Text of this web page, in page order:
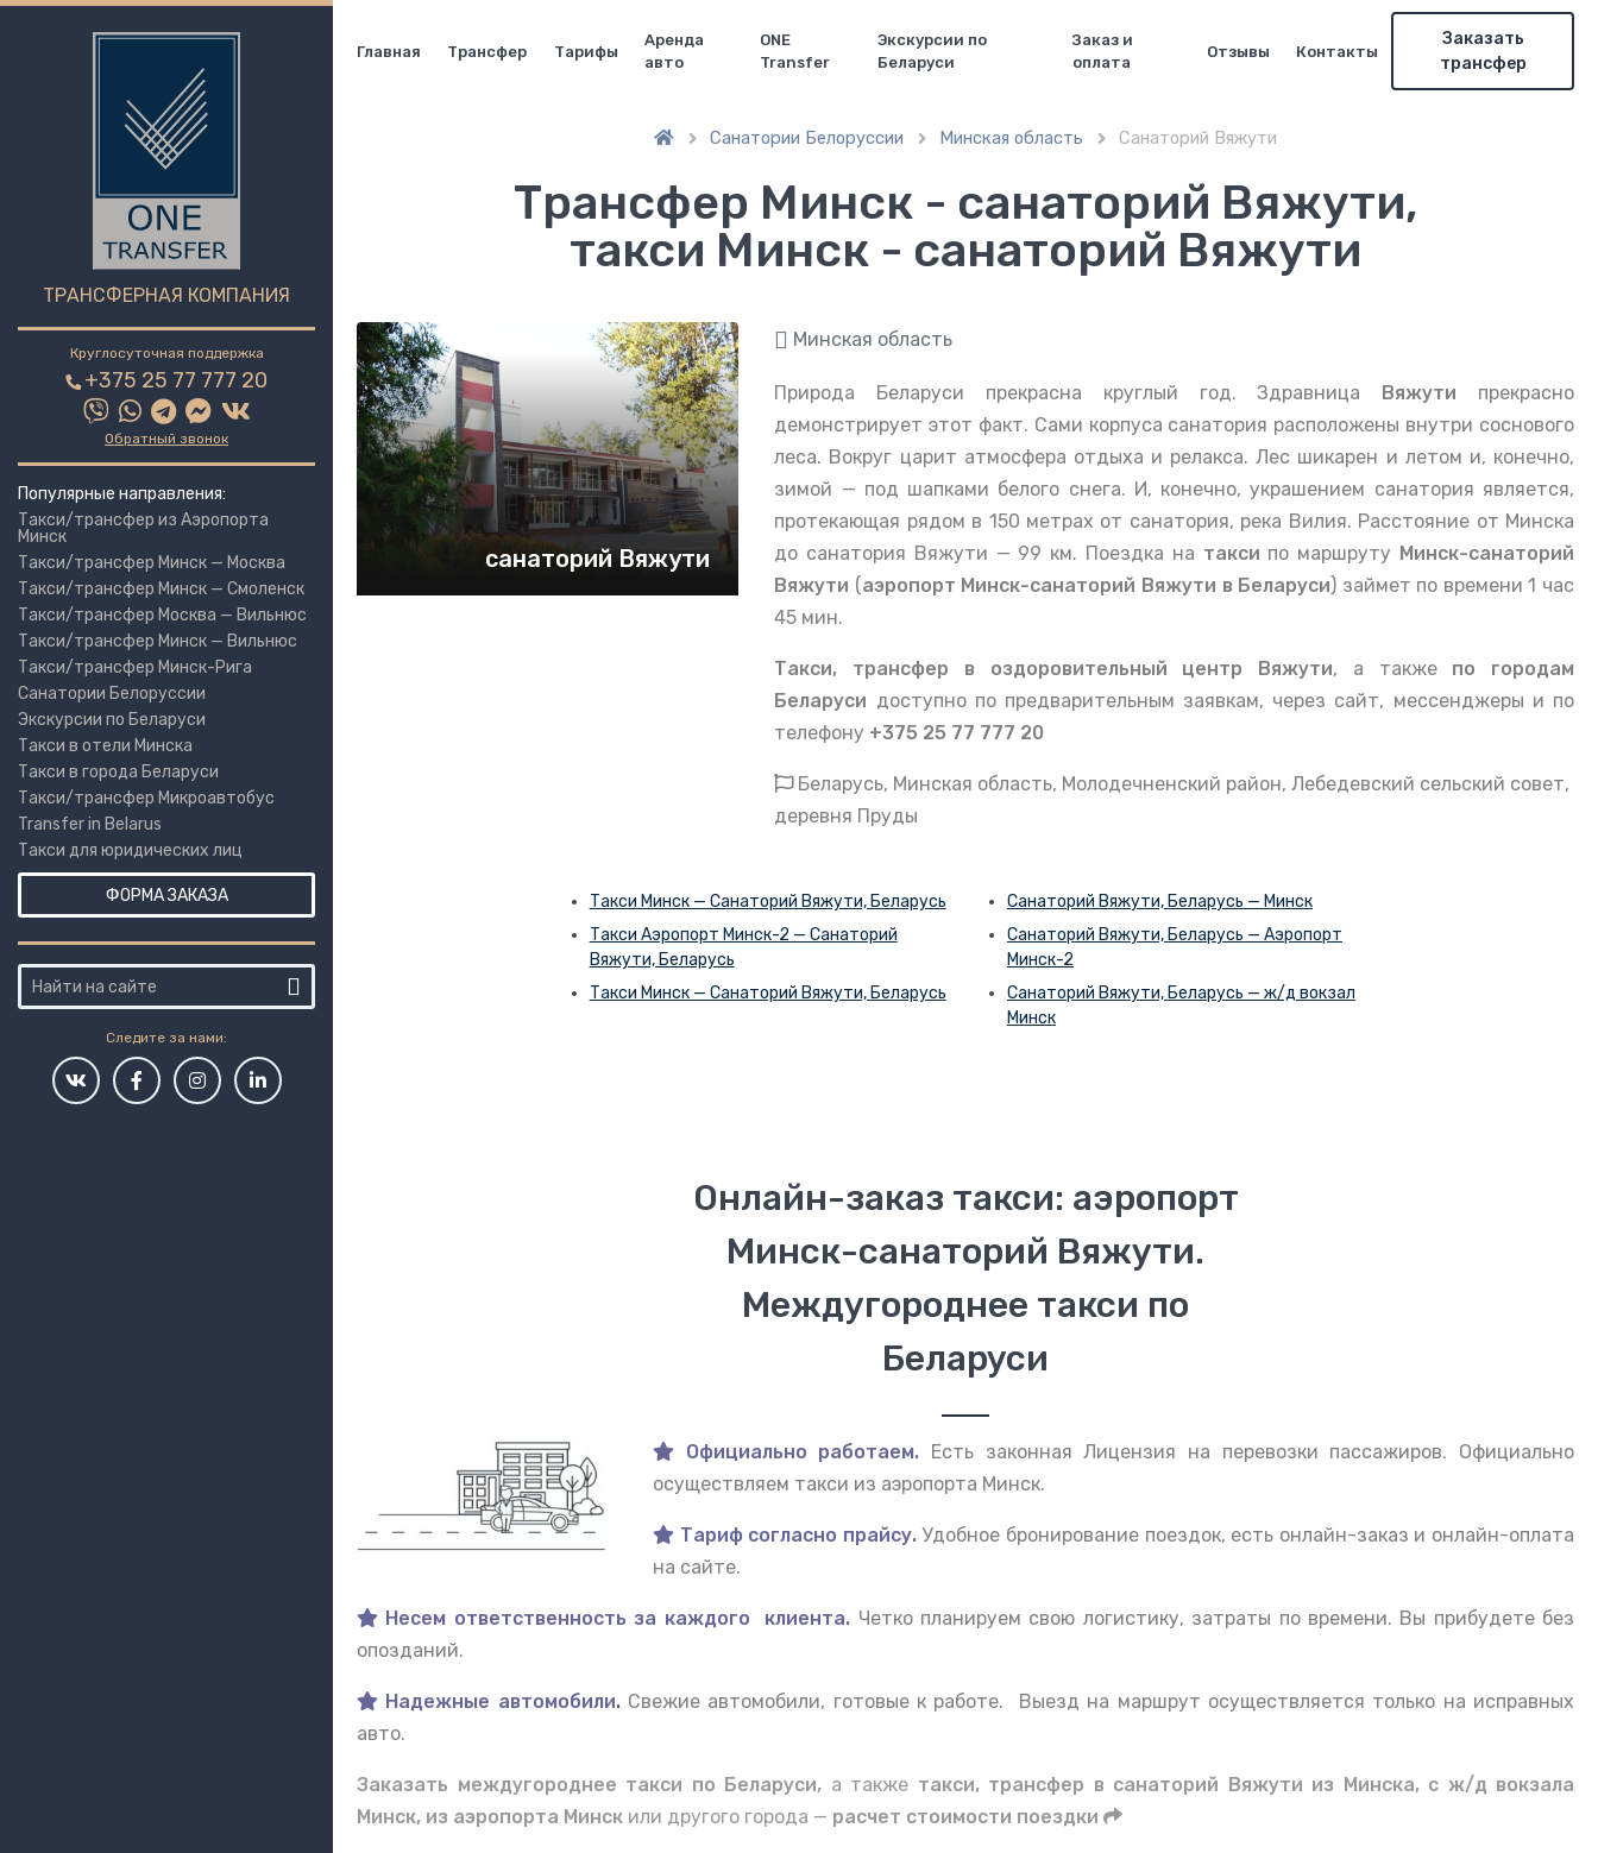
ТРАНСФЕРНАЯ КОМПАНИЯ
Круглосуточная поддержка
+375 25 77 777 20
Обратный звонок
Популярные направления:
Такси/трансфер из Аэропорта
Минск
Такси/трансфер Минск — Москва
Такси/трансфер Минск — Смоленск
Такси/трансфер Москва — Вильнюс
Такси/трансфер Минск — Вильнюс
Такси/трансфер Минск-Рига
Санатории Белоруссии
Экскурсии по Беларуси
Такси в отели Минска
Такси в города Беларуси
Такси/трансфер Микроавтобус
Transfer in Belarus
Такси для юридических лиц
ФОРМА ЗАКАЗА
Следите за нами:
Главная Трансфер Тарифы
Аренда
авто
ONE
Transfer
Экскурсии по
Беларуси
Заказ и
оплата
Отзывы Контакты
Заказать
трансфер
 Санатории Белоруссии  Минская область  Санаторий Вяжути
Трансфер Минск - санаторий Вяжути,
такси Минск - санаторий Вяжути
санаторий Вяжути
Минская область
Природа Беларуси прекрасна круглый год. Здравница Вяжути прекрасно
демонстрирует этот факт. Сами корпуса санатория расположены внутри соснового
леса. Вокруг царит атмосфера отдыха и релакса. Лес шикарен и летом и, конечно,
зимой — под шапками белого снега. И, конечно, украшением санатория является,
протекающая рядом в 150 метрах от санатория, река Вилия. Расстояние от Минска
до санатория Вяжути — 99 км. Поездка на такси по маршруту Минск-санаторий
Вяжути (аэропорт Минск-санаторий Вяжути в Беларуси) займет по времени 1 час
45 мин.
Такси, трансфер в оздоровительный центр Вяжути, а также по городам
Беларуси доступно по предварительным заявкам, через сайт, мессенджеры и по
телефону +375 25 77 777 20
Беларусь, Минская область, Молодечненский район, Лебедевский сельский совет,
деревня Пруды
Такси Минск — Санаторий Вяжути, Беларусь
Такси Аэропорт Минск-2 — Санаторий
Вяжути, Беларусь
Такси Минск — Санаторий Вяжути, Беларусь
Санаторий Вяжути, Беларусь — Минск
Санаторий Вяжути, Беларусь — Аэропорт
Минск-2
Санаторий Вяжути, Беларусь — ж/д вокзал
Минск
Онлайн-заказ такси: аэропорт
Минск-санаторий Вяжути.
Междугороднее такси по
Беларуси
Официально работаем. Есть законная Лицензия на перевозки пассажиров. Официально
осуществляем такси из аэропорта Минск.
Тариф согласно прайсу. Удобное бронирование поездок, есть онлайн-заказ и онлайн-оплата
на сайте.
Несем ответственность за каждого клиента. Четко планируем свою логистику, затраты по времени. Вы прибудете без
опозданий.
Надежные автомобили. Свежие автомобили, готовые к работе. Выезд на маршрут осуществляется только на исправных
авто.
Заказать междугороднее такси по Беларуси, а также такси, трансфер в санаторий Вяжути из Минска, с ж/д вокзала
Минск, из аэропорта Минск или другого города — расчет стоимости поездки